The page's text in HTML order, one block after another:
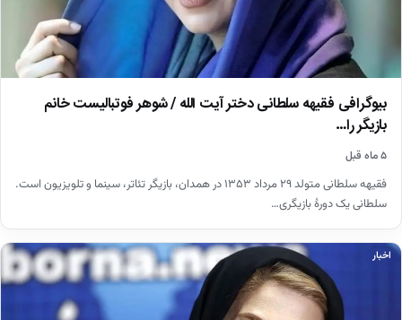
بیوگرافی فقیهه سلطانی دختر آیت الله / شوهر فوتبالیست خانم
بازیگر را…
۵ ماه قبل
فقیهه سلطانی متولد ۲۹ مرداد ۱۳۵۳ در همدان، بازیگر تئاتر، سینما و تلویزیون است.
سلطانی یک دورهٔ بازیگری…
اخبار